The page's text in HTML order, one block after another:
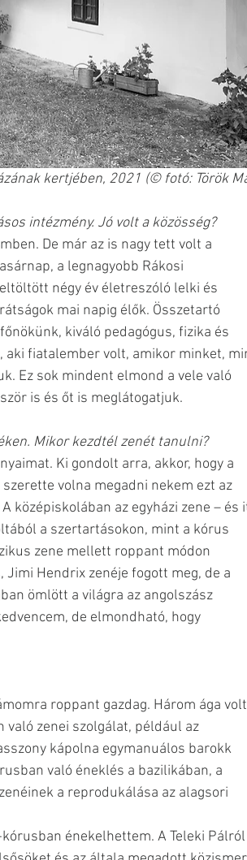
kertjében, 2021 (© fotó: Török
intézmény. Jó volt a közösség?
De már az is nagy tett volt a
a legnagyobb Rákosi
négy év életreszóló lelki és
mai napig élők. Összetartó
kiváló pedagógus, fizika és
aki fiatalember volt, amikor minket,
Ez sok mindent elmond a vele való
is és őt is meglátogatjuk.
Mikor kezdtél zenét tanulni?
Ki gondolt arra, akkor, hogy a
volna megadni nekem ezt az
középiskolában az egyházi zene – és
a szertartásokon, mint a kórus
zene mellett roppant módon
Hendrix zenéje fogott meg, de a
ömlött a világra az angolszász
de elmondható, hogy
roppant gazdag. Három ága
való zenei szolgálat, például az
kápolna egymanuálos barokk
való éneklés a bazilikában, a
a reprodukálása az alagsori
énekelhettem. A Teleki